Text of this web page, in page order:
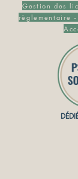
Gestion des
règlementaire